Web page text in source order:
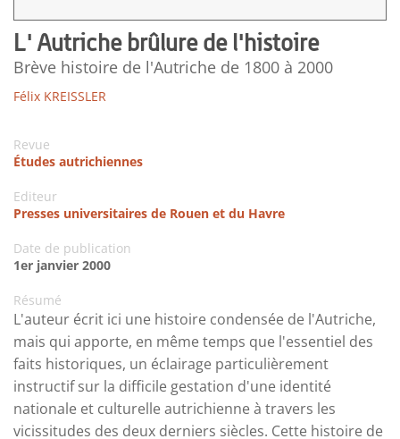
L' Autriche brûlure de l'histoire
Brève histoire de l'Autriche de 1800 à 2000
Félix KREISSLER
Revue
Études autrichiennes
Editeur
Presses universitaires de Rouen et du Havre
Date de publication
1er janvier 2000
Résumé
L'auteur écrit ici une histoire condensée de l'Autriche,
mais qui apporte, en même temps que l'essentiel des
faits historiques, un éclairage particulièrement
instructif sur la difficile gestation d'une identité
nationale et culturelle autrichienne à travers les
vicissitudes des deux derniers siècles. Cette histoire de